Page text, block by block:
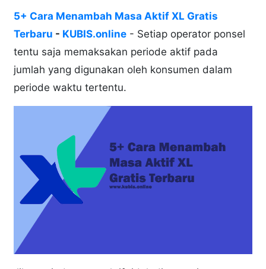
5+ Cara Menambah Masa Aktif XL Gratis
Terbaru - KUBIS.online - Setiap operator ponsel
tentu saja memaksakan periode aktif pada
jumlah yang digunakan oleh konsumen dalam
periode waktu tertentu.